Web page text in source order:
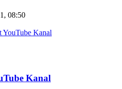
08:50
Kanal
Kanal